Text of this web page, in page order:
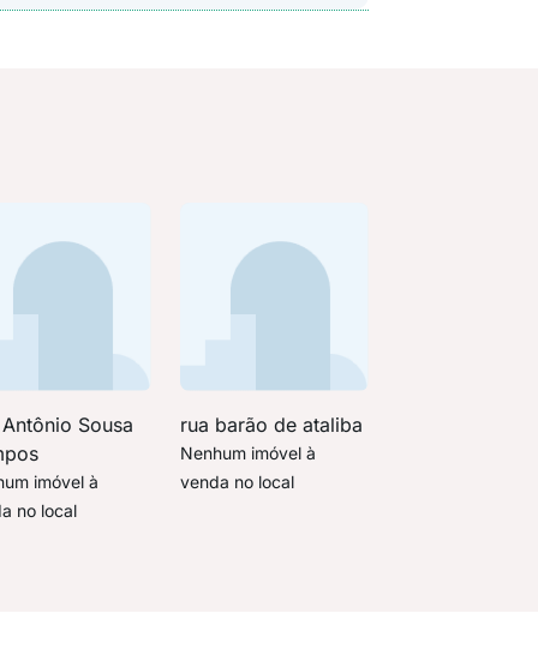
Sousa
imóvel à
no local
rua barão de ataliba
Nenhum imóvel à
venda no local